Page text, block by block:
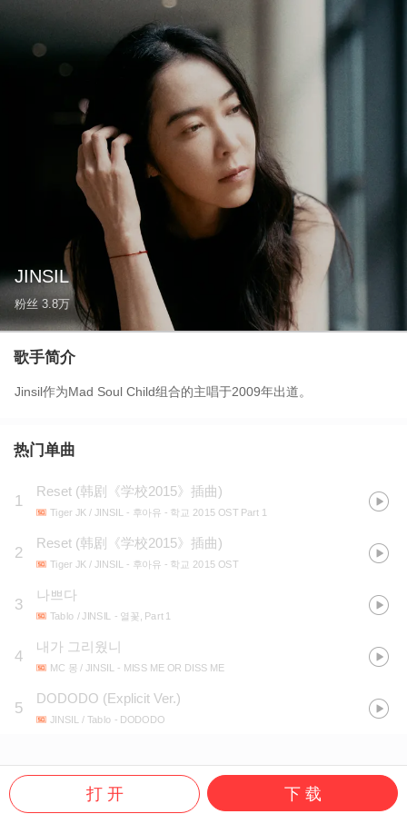
JINSIL
粉丝 3.8万
歌手简介
Jinsil作为Mad Soul Child组合的主唱于2009年出道。
热门单曲
1
Reset (韩剧《学校2015》插曲)
Tiger JK / JINSIL - 후아유 - 학교 2015 OST Part 1
2
Reset (韩剧《学校2015》插曲)
Tiger JK / JINSIL - 후아유 - 학교 2015 OST
3
나쁘다
Tablo / JINSIL - 열꽃, Part 1
4
내가 그리웠니
MC 몽 / JINSIL - MISS ME OR DISS ME
5
DODODO (Explicit Ver.)
JINSIL / Tablo - DODODO
打 开 下 载